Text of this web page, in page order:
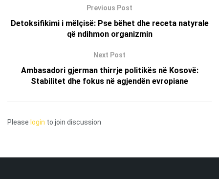
Previous Post
Detoksifikimi i mëlçisë: Pse bëhet dhe receta natyrale
që ndihmon organizmin
Next Post
Ambasadori gjerman thirrje politikës në Kosovë:
Stabilitet dhe fokus në agjendën evropiane
Please login to join discussion